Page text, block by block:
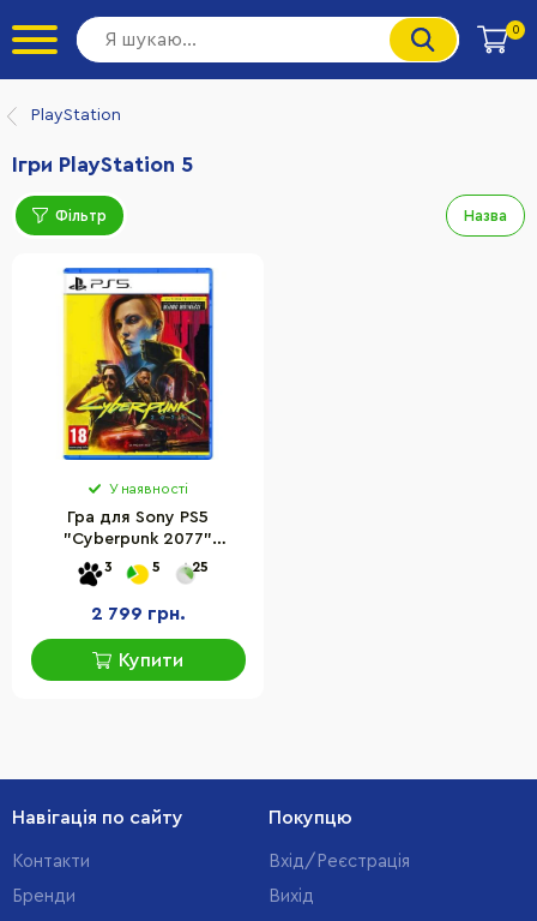
0
PlayStation
Ігри PlayStation 5
Фільтр Назва
У наявності
Гра для Sony PS5
"Cyberpunk 2077"
GamesSoftware
5902367641870 BD диск
3 5 25
2 799 грн.
Купити
Навігація по сайту
Контакти
Бренди
Покупцю
Вхід/Реєстрація
Вихід